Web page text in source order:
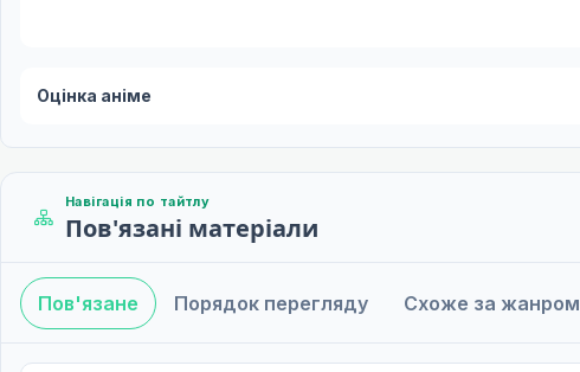
Оцінка аніме
Навігація по тайтлу
Пов'язані матеріали
Пов'язане Порядок перегляду Схоже за жанром